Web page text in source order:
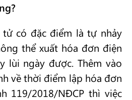
có đặc điểm là tự nhảy
thể xuất hóa đơn điện
lùi ngày được. Thêm vào
về thời điểm lập hóa đơn
119/2018/NĐCP thì việc